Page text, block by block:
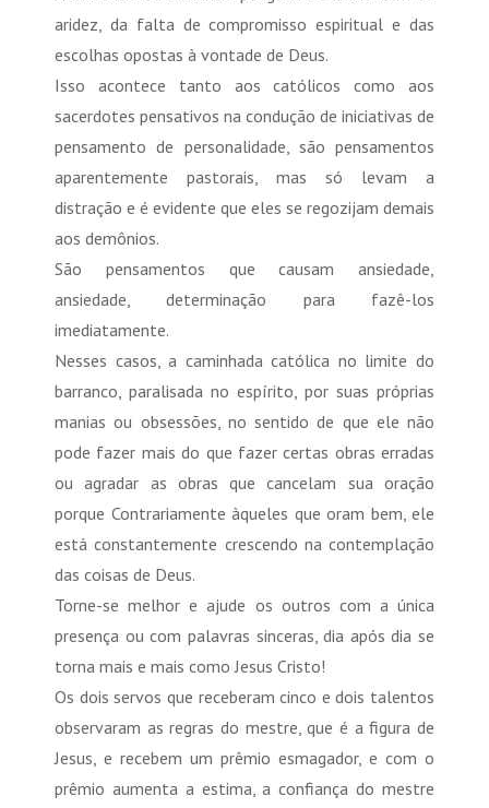
aridez, da falta de compromisso espiritual e das
escolhas opostas à vontade de Deus.
Isso acontece tanto aos católicos como aos
sacerdotes pensativos na condução de iniciativas de
pensamento de personalidade, são pensamentos
aparentemente pastorais, mas só levam a
distração e é evidente que eles se regozijam demais
aos demônios.
São pensamentos que causam ansiedade,
ansiedade, determinação para fazê-los
imediatamente.
Nesses casos, a caminhada católica no limite do
barranco, paralisada no espírito, por suas próprias
manias ou obsessões, no sentido de que ele não
pode fazer mais do que fazer certas obras erradas
ou agradar as obras que cancelam sua oração
porque Contrariamente àqueles que oram bem, ele
está constantemente crescendo na contemplação
das coisas de Deus.
Torne-se melhor e ajude os outros com a única
presença ou com palavras sinceras, dia após dia se
torna mais e mais como Jesus Cristo!
Os dois servos que receberam cinco e dois talentos
observaram as regras do mestre, que é a figura de
Jesus, e recebem um prêmio esmagador, e com o
prêmio aumenta a estima, a confiança do mestre